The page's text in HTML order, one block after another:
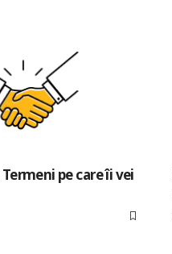
pe care îi vei